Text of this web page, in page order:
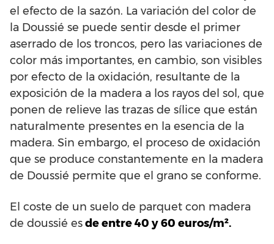
el efecto de la sazón. La variación del color de
la Doussié se puede sentir desde el primer
aserrado de los troncos, pero las variaciones de
color más importantes, en cambio, son visibles
por efecto de la oxidación, resultante de la
exposición de la madera a los rayos del sol, que
ponen de relieve las trazas de sílice que están
naturalmente presentes en la esencia de la
madera. Sin embargo, el proceso de oxidación
que se produce constantemente en la madera
de Doussié permite que el grano se conforme.
El coste de un suelo de parquet con madera
de doussié esde entre 40 y 60 euros/m².